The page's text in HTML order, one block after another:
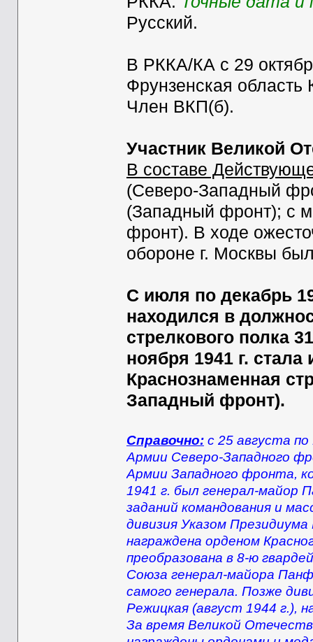
Русский.
В РККА/КА с 29
Фрунзенская область
Член ВКП(б).
Участник Великой
В составе
(Северо-Западный
(Западный фронт); с
фронт). В ходе
обороне г. Москвы
С июля по декабрь
находился в
стрелкового полка
ноября 1941 г.
Краснознаменная
Западный фронт).
Справочно:с 25 августа по
Армии Северо-Западного
Армии Западного фронта,
1941 г. был генерал-майор
заданий командования и
дивизия Указом
награждена орденом
преобразована в 8-ю
Союза генерал-майора
самого генерала. Позже
Режицкая (август 1944 г.),
За время Великой